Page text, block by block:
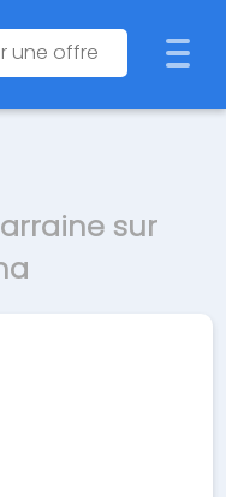
sur